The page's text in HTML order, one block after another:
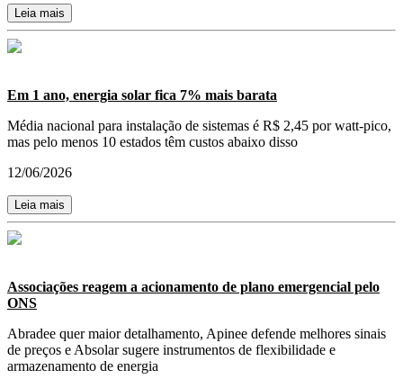
Leia mais
Em 1 ano, energia solar fica 7% mais barata
Média nacional para instalação de sistemas é R$ 2,45 por watt-pico,
mas pelo menos 10 estados têm custos abaixo disso
12/06/2026
Leia mais
Associações reagem a acionamento de plano emergencial pelo
ONS
Abradee quer maior detalhamento, Apinee defende melhores sinais
de preços e Absolar sugere instrumentos de flexibilidade e
armazenamento de energia